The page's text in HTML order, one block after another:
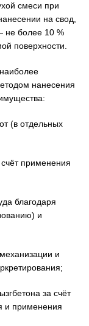
смеси при
на свод,
не более 10 %
поверхности.
нанесения
(в отдельных
применения
благодаря
и
и
за счёт
и применения